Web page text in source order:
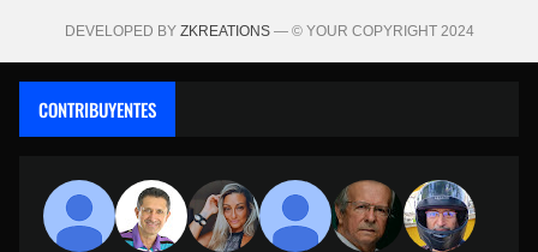
DEVELOPED BY ZKREATIONS— © YOUR COPYRIGHT 2024
CONTRIBUYENTES